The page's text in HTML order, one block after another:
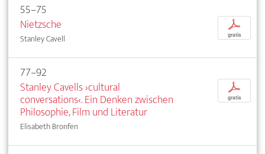
55–75
Nietzsche
Stanley Cavell
p
gratis
77–92
Stanley Cavells ›cultural
conversations‹. Ein Denken zwischen
Philosophie, Film und Literatur
Elisabeth Bronfen
p
gratis